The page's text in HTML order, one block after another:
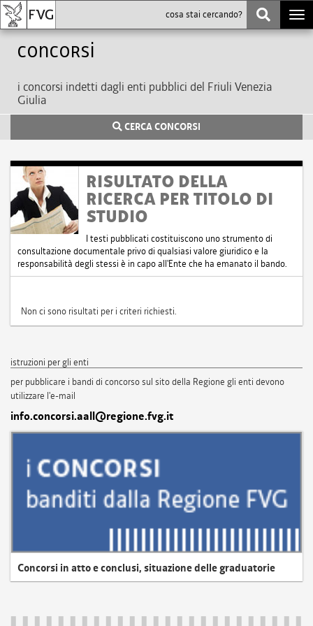
Concorsi
i concorsi indetti dagli enti pubblici del Friuli Venezia
Giulia
CERCA CONCORSI
RISULTATO DELLA
RICERCA PER TITOLO DI
STUDIO
I testi pubblicati costituiscono uno strumento di
consultazione documentale privo di qualsiasi valore giuridico e la
responsabilità degli stessi è in capo all'Ente che ha emanato il bando.
Non ci sono risultati per i criteri richiesti.
istruzioni per gli enti
per pubblicare i bandi di concorso sul sito della Regione gli enti devono
utilizzare l'e-mail
info.concorsi.aall@regione.fvg.it
Concorsi in atto e conclusi, situazione delle graduatorie